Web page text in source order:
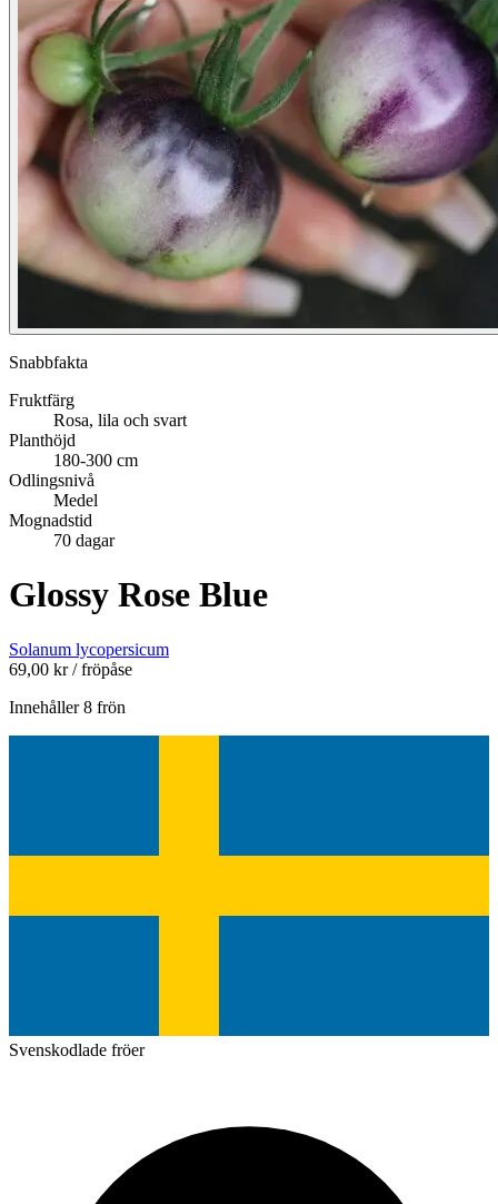
Snabbfakta
Fruktfärg
Rosa, lila och svart
Planthöjd
180-300 cm
Odlingsnivå
Medel
Mognadstid
70 dagar
Glossy Rose Blue
Solanum lycopersicum
69,00 kr / fröpåse
Innehåller 8 frön
Svenskodlade fröer